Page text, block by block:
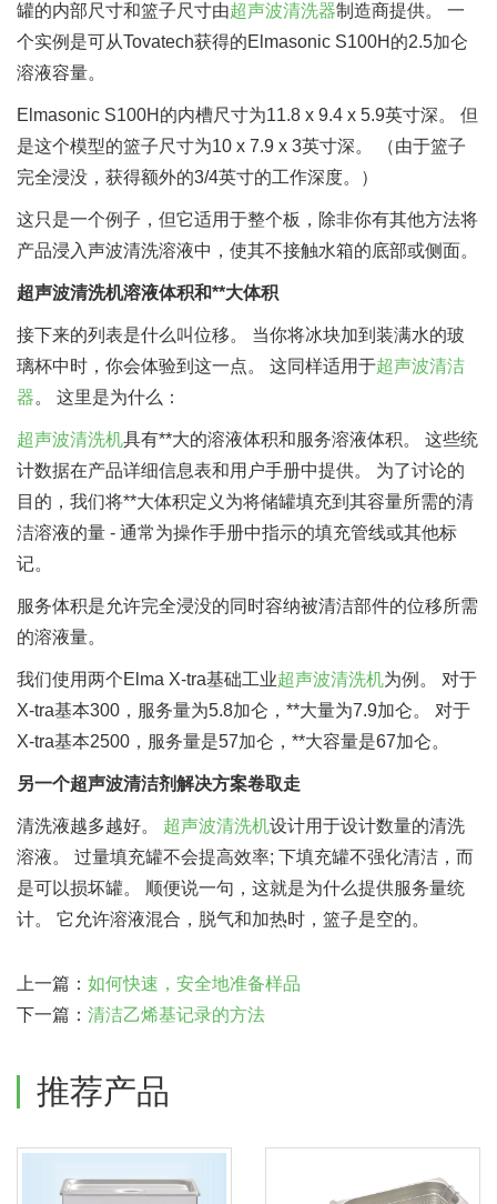
罐的内部尺寸和篮子尺寸由超声波清洗器制造商提供。 一
个实例是可从Tovatech获得的Elmasonic S100H的2.5加仑
溶液容量。
Elmasonic S100H的内槽尺寸为11.8 x 9.4 x 5.9英寸深。 但
是这个模型的篮子尺寸为10 x 7.9 x 3英寸深。 （由于篮子
完全浸没，获得额外的3/4英寸的工作深度。）
这只是一个例子，但它适用于整个板，除非你有其他方法将
产品浸入声波清洗溶液中，使其不接触水箱的底部或侧面。
超声波清洗机溶液体积和**大体积
接下来的列表是什么叫位移。 当你将冰块加到装满水的玻
璃杯中时，你会体验到这一点。 这同样适用于超声波清洁
器。 这里是为什么：
超声波清洗机具有**大的溶液体积和服务溶液体积。 这些统
计数据在产品详细信息表和用户手册中提供。 为了讨论的
目的，我们将**大体积定义为将储罐填充到其容量所需的清
洁溶液的量 - 通常为操作手册中指示的填充管线或其他标
记。
服务体积是允许完全浸没的同时容纳被清洁部件的位移所需
的溶液量。
我们使用两个Elma X-tra基础工业超声波清洗机为例。 对于
X-tra基本300，服务量为5.8加仑，**大量为7.9加仑。 对于
X-tra基本2500，服务量是57加仑，**大容量是67加仑。
另一个超声波清洁剂解决方案卷取走
清洗液越多越好。 超声波清洗机设计用于设计数量的清洗
溶液。 过量填充罐不会提高效率; 下填充罐不强化清洁，而
是可以损坏罐。 顺便说一句，这就是为什么提供服务量统
计。 它允许溶液混合，脱气和加热时，篮子是空的。
上一篇： 如何快速，安全地准备样品
下一篇： 清洁乙烯基记录的方法
推荐产品